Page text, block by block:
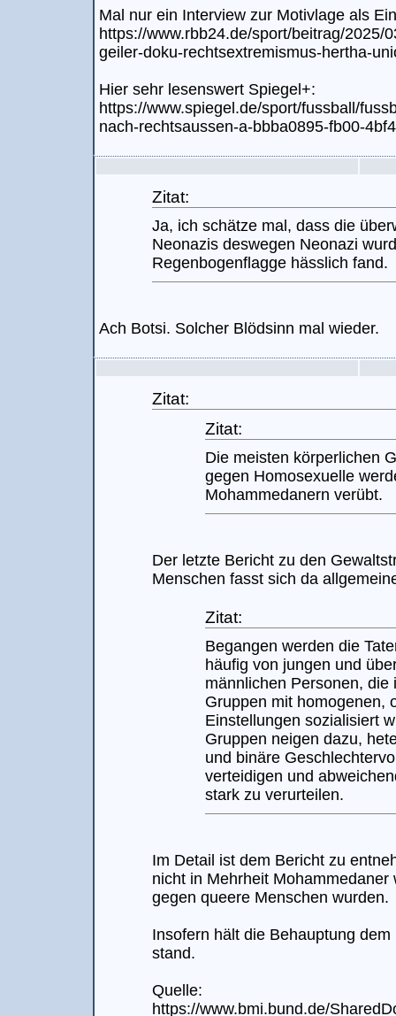
Mal nur ein Interview zur Motivlage als
https://www.rbb24.de/sport/beitrag/2025/
geiler-doku-rechtsextremismus-hertha-
Hier sehr lesenswert Spiegel+:
https://www.spiegel.de/sport/fussball/
nach-rechtsaussen-a-bbba0895-fb00-
Zitat:
Ja, ich schätze mal, dass die
Neonazis deswegen Neonazi
Regenbogenflagge hässlich fand.
Ach Botsi. Solcher Blödsinn mal wieder.
Zitat:
Zitat:
Die meisten körperlichen
gegen Homosexuelle
Mohammedanern verübt.
Der letzte Bericht zu den
Menschen fasst sich da
Zitat:
Begangen werden die
häufig von jungen und
männlichen Personen, die
Gruppen mit homogenen,
Einstellungen sozialisiert
Gruppen neigen dazu,
und binäre
verteidigen und
stark zu verurteilen.
Im Detail ist dem Bericht zu
nicht in Mehrheit Mohammedaner
gegen queere Menschen wurden.
Insofern hält die Behauptung
stand.
Quelle:
https://www.bmi.bund.de/